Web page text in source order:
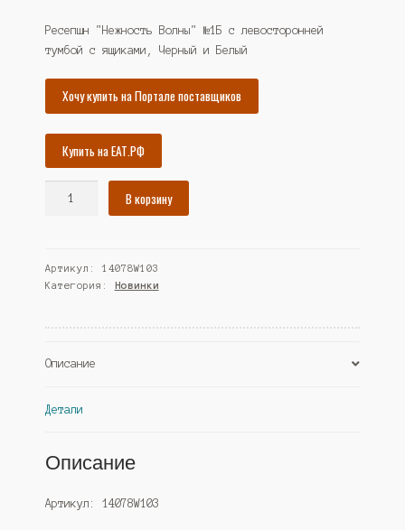
составляла
56001₽.
51694₽.
Ресепшн "Нежность Волны" №1Б с левосторонней
тумбой с ящиками, Черный и Белый
Хочу купить на Портале поставщиков
Купить на ЕАТ.РФ
Волны"
№1Б
левосторонней
с
Черный
(Westcom)
В корзину
Артикул:14078W103
Категория: Новинки
Описание
Детали
Описание
Артикул: 14078W103